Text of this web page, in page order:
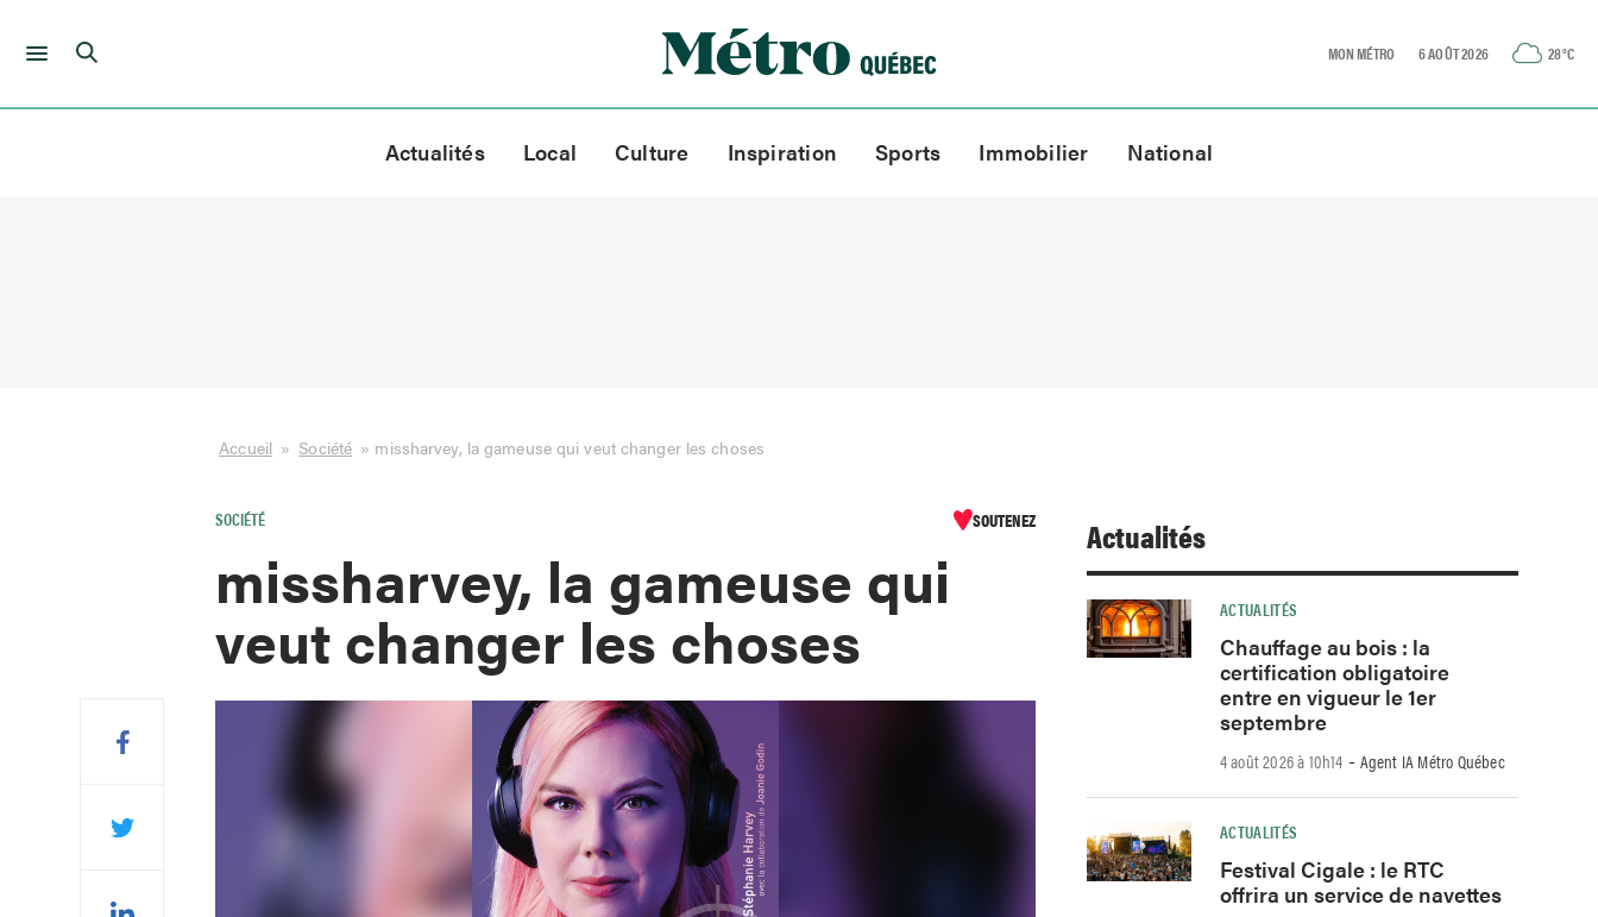
Skip
MON MÉTRO 6 AOÛT 2026 28°C
Actualités Local Culture Inspiration Sports Immobilier National
Accueil » Société » missharvey, la gameuse qui veut changer les choses
SOCIÉTÉ SOUTENEZ
missharvey, la gameuse qui
veut changer les choses
Actualités
ACTUALITÉS
Chauffage au bois : la
certification obligatoire
entre en vigueur le 1er
septembre
4 août 2026 à 10h14 -Agent IA Métro Québec
ACTUALITÉS
Festival Cigale : le RTC
offrira un service de navettes